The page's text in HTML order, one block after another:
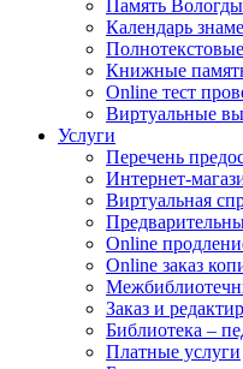
Память Вологды
Календарь
Книжные
Online тест
Виртуальные
Услуги
Перечень
Интернет-
Виртуальная
Online
Online заказ
Заказ и
Библиотека –
Платные услуги